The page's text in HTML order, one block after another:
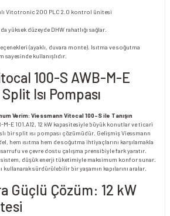
Vitotronic 200 PLC 2.0 kontrol ünitesi
yüksek düzeyde DHW rahatlığı sağlar.
(ayaklı, duvara monte). Isıtma ve soğutma
kullanışlıdır.
100-S AWB-M-E
Isı Pompası
Verim: Viessmann Vitocal 100-S ile Tanışın
E 101.A12, 12 kW kapasitesiyle büyük konutlar ve ticari
bir split ısı pompası çözümüdür. Gelişmiş Viessmann
hem ısıtma hem de soğutma ihtiyaçlarını karşılamakla
ve çevre dostu çalışma prensibiyle fark yaratır.
sistem, düşük enerji tüketimiyle maksimum konfor sunar.
kullanarak sürdürülebilir bir yaşamın kapılarını aralar.
Güçlü Çözüm: 12 kW